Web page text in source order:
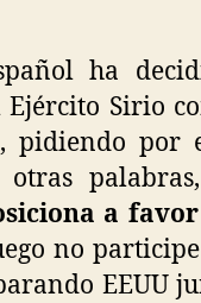
ha
Sirio
pidiendo por
palabras,
a
no
EEUU